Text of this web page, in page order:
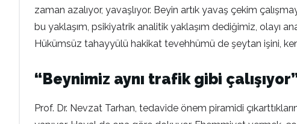
zaman azalıyor, yavaşlıyor. Beyin artık yavaş çekim
bu yaklaşım, psikiyatrik analitik yaklaşım dediğimiz, olayı
Hükümsüz tahayyülü hakikat tevehhümü de şeytan işini,
“Beynimiz aynı trafik gibi
Prof. Dr. Nevzat Tarhan, tedavide önem piramidi